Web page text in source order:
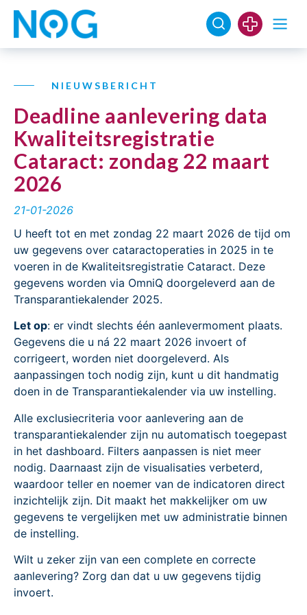
NIEUWSBERICHT
Deadline aanlevering data
Kwaliteitsregistratie
Cataract: zondag 22 maart
2026
21-01-2026
U heeft tot en met zondag 22 maart 2026 de tijd om
uw gegevens over cataractoperaties in 2025 in te
voeren in de Kwaliteitsregistratie Cataract. Deze
gegevens worden via OmniQ doorgeleverd aan de
Transparantiekalender 2025.
Let op: er vindt slechts één aanlevermoment plaats.
Gegevens die u ná 22 maart 2026 invoert of
corrigeert, worden niet doorgeleverd. Als
aanpassingen toch nodig zijn, kunt u dit handmatig
doen in de Transparantiekalender via uw instelling.
Alle exclusiecriteria voor aanlevering aan de
transparantiekalender zijn nu automatisch toegepast
in het dashboard. Filters aanpassen is niet meer
nodig. Daarnaast zijn de visualisaties verbeterd,
waardoor teller en noemer van de indicatoren direct
inzichtelijk zijn. Dit maakt het makkelijker om uw
gegevens te vergelijken met uw administratie binnen
de instelling.
Wilt u zeker zijn van een complete en correcte
aanlevering? Zorg dan dat u uw gegevens tijdig
invoert.